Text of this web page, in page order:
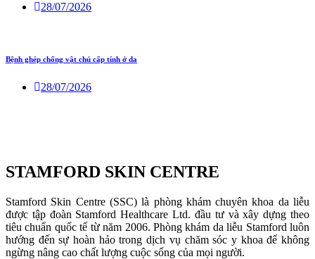
28/07/2026
Bệnh ghép chống vật chủ cấp tính ở da
28/07/2026
STAMFORD SKIN CENTRE
Stamford Skin Centre (SSC) là phòng khám chuyên khoa da liễu
được tập đoàn Stamford Healthcare Ltd. đầu tư và xây dựng theo
tiêu chuẩn quốc tế từ năm 2006. Phòng khám da liễu Stamford luôn
hướng đến sự hoàn hảo trong dịch vụ chăm sóc y khoa để không
ngừng nâng cao chất lượng cuộc sống của mọi người.